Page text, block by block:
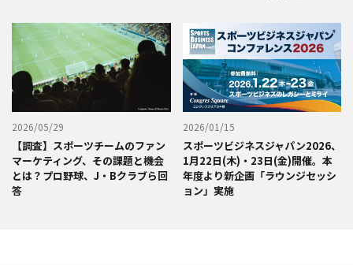
2026/05/29
【調査】スポーツチームのファン
マーケティング、その課題と機会
とは？プロ野球、J・Bクラブら回
答
2026/01/15
スポーツビジネスジャパン2026、
1月22日(木)・23日(金)開催。本
年度より新企画「ラウンジセッシ
ョン」実施